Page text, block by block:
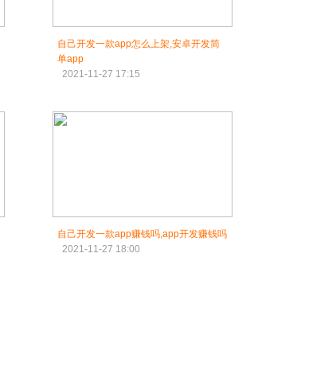
自己开发一款app怎么上架,安卓开发简
单app
2021-11-27 17:15
自己开发一款app赚钱吗,app开发赚钱吗
2021-11-27 18:00